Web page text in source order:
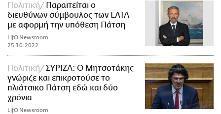
Πολιτική
Παραιτείται ο
διευθύνων σύμβουλος των ΕΛΤΑ
με αφορμή την υπόθεση Πάτση
LifO Newsroom
25.10.2022
Πολιτική
ΣΥΡΙΖΑ: Ο Μητσοτάκης
γνώριζε και επικροτούσε το
πλιάτσικο Πάτση εδώ και δύο
χρόνια
LifO Newsroom